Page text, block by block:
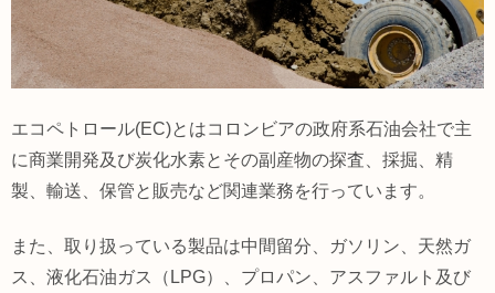
エコペトロール(EC)とはコロンビアの政府系石油会社で主
に商業開発及び炭化水素とその副産物の探査、採掘、精
製、輸送、保管と販売など関連業務を行っています。
また、取り扱っている製品は中間留分、ガソリン、天然ガ
ス、液化石油ガス（LPG）、プロパン、アスファルト及び